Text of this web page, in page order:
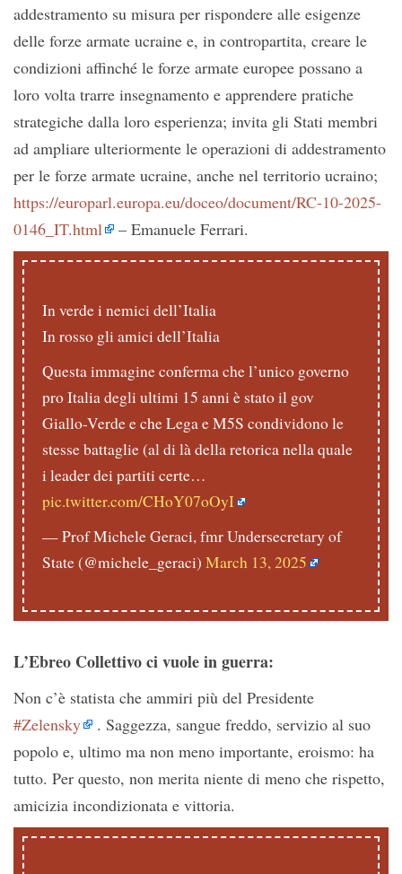
addestramento su misura per rispondere alle esigenze
delle forze armate ucraine e, in contropartita, creare le
condizioni affinché le forze armate europee possano a
loro volta trarre insegnamento e apprendere pratiche
strategiche dalla loro esperienza; invita gli Stati membri
ad ampliare ulteriormente le operazioni di addestramento
per le forze armate ucraine, anche nel territorio ucraino;
https://europarl.europa.eu/doceo/document/RC-10-2025-
0146_IT.html
– Emanuele Ferrari.
In verde i nemici dell’Italia
In rosso gli amici dell’Italia
Questa immagine conferma che l’unico governo
pro Italia degli ultimi 15 anni è stato il gov
Giallo-Verde e che Lega e M5S condividono le
stesse battaglie (al di là della retorica nella quale
i leader dei partiti certe…
pic.twitter.com/CHoY07oOyI
— Prof Michele Geraci, fmr Undersecretary of
State (@michele_geraci) March 13, 2025
L’Ebreo Collettivo ci vuole in guerra:
Non c’è statista che ammiri più del Presidente
#Zelensky
. Saggezza, sangue freddo, servizio al suo
popolo e, ultimo ma non meno importante, eroismo: ha
tutto. Per questo, non merita niente di meno che rispetto,
amicizia incondizionata e vittoria.